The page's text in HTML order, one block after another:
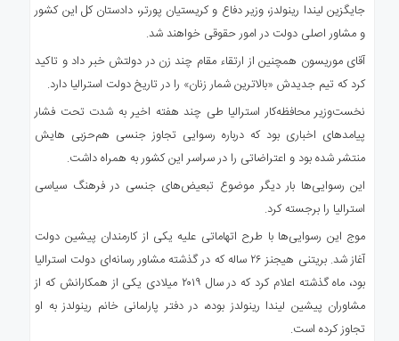
جایگزین لیندا رینولدز، وزیر دفاع و کریستیان پورتر، دادستان کل این کشور
و مشاور اصلی دولت در امور حقوقی خواهند شد.
آقای موریسون همچنین از ارتقاء مقام چند زن در دولتش خبر داد و تاکید
کرد که تیم جدیدش «بالاترین شمار زنان» را در تاریخ دولت استرالیا دارد.
نخست‌وزیر محافظه‌کار استرالیا طی چند هفته اخیر به شدت تحت فشار
پیامدهای اخباری بود که درباره رسوایی تجاوز جنسی هم‌حزبی‌ هایش
منتشر شده بود و اعتراضاتی را در سراسر این کشور به همراه داشت.
این رسوایی‌ها بار دیگر موضوع تبعیض‌های جنسی در فرهنگ سیاسی
استرالیا را برجسته کرد.
موج این رسوایی‌ها با طرح اتهاماتی علیه یکی از کارمندان پیشین دولت
آغاز شد. بریتنی هیجنز ۲۶ ساله که در گذشته مشاور رسانه‌ای دولت استرالیا
بود، ماه گذشته اعلام کرد که در سال ۲۰۱۹ میلادی یکی از همکارانش که از
مشاوران پیشین لیندا رینولدز بوده، در دفتر پارلمانی خانم رینولدز به او
تجاوز کرده است.